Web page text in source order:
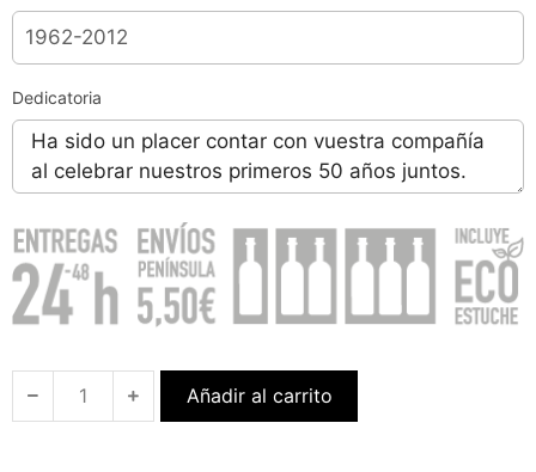
Dedicatoria
Añadir al carrito